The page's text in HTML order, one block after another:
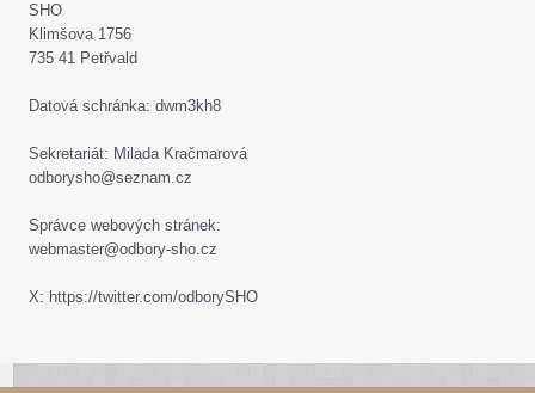
SHO
Klimšova 1756
735 41 Petřvald
Datová schránka: dwm3kh8
Sekretariát: Milada Kračmarová
odborysho@seznam.cz
Správce webových stránek:
webmaster@odbory-sho.cz
X: https://twitter.com/odborySHO